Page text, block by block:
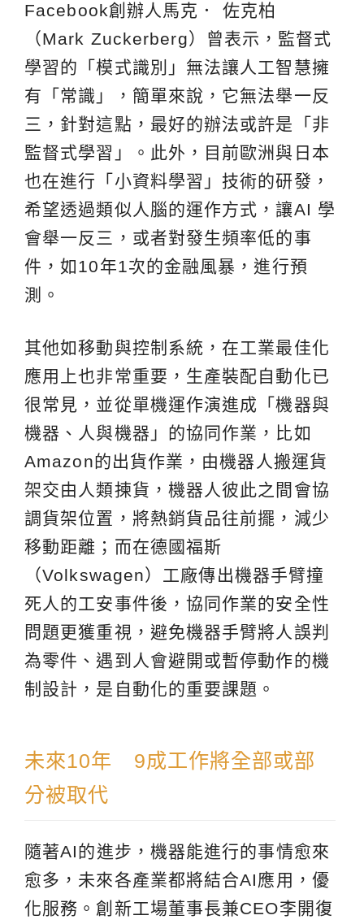
Facebook創辦人馬克． 佐克柏
（Mark Zuckerberg）曾表示，監督式
學習的「模式識別」無法讓人工智慧擁
有「常識」，簡單來說，它無法舉一反
三，針對這點，最好的辦法或許是「非
監督式學習」。此外，目前歐洲與日本
也在進行「小資料學習」技術的研發，
希望透過類似人腦的運作方式，讓AI 學
會舉一反三，或者對發生頻率低的事
件，如10年1次的金融風暴，進行預
測。
其他如移動與控制系統，在工業最佳化
應用上也非常重要，生產裝配自動化已
很常見，並從單機運作演進成「機器與
機器、人與機器」的協同作業，比如
Amazon的出貨作業，由機器人搬運貨
架交由人類揀貨，機器人彼此之間會協
調貨架位置，將熱銷貨品往前擺，減少
移動距離；而在德國福斯
（Volkswagen）工廠傳出機器手臂撞
死人的工安事件後，協同作業的安全性
問題更獲重視，避免機器手臂將人誤判
為零件、遇到人會避開或暫停動作的機
制設計，是自動化的重要課題。
未來10年 9成工作將全部或部
分被取代
隨著AI的進步，機器能進行的事情愈來
愈多，未來各產業都將結合AI應用，優
化服務。創新工場董事長兼CEO李開復